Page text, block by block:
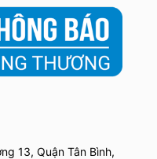
13, Quận Tân Bình,